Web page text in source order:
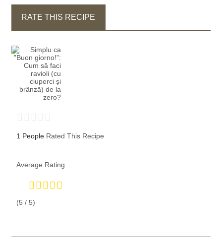
RATE THIS RECIPE
1 People Rated This Recipe
Average Rating
(5 / 5)